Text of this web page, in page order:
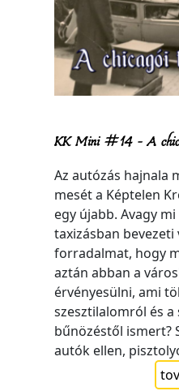
KK Mini #14 – A
Az autózás hajnala
mesét a Képtelen
egy újabb. Avagy
taxizásban bevezeti
forradalmat, hogy
aztán abban a
érvényesülni, ami
szesztilalomról és a
bűnözéstől ismert?
autók ellen,